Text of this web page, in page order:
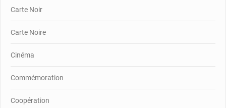
Carte Noir
Carte Noire
Cinéma
Commémoration
Coopération